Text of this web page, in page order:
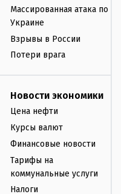
Массированная атака по
Украине
Взрывы в России
Потери врага
Новости экономики
Цена нефти
Курсы валют
Финансовые новости
Тарифы на
коммунальные услуги
Налоги